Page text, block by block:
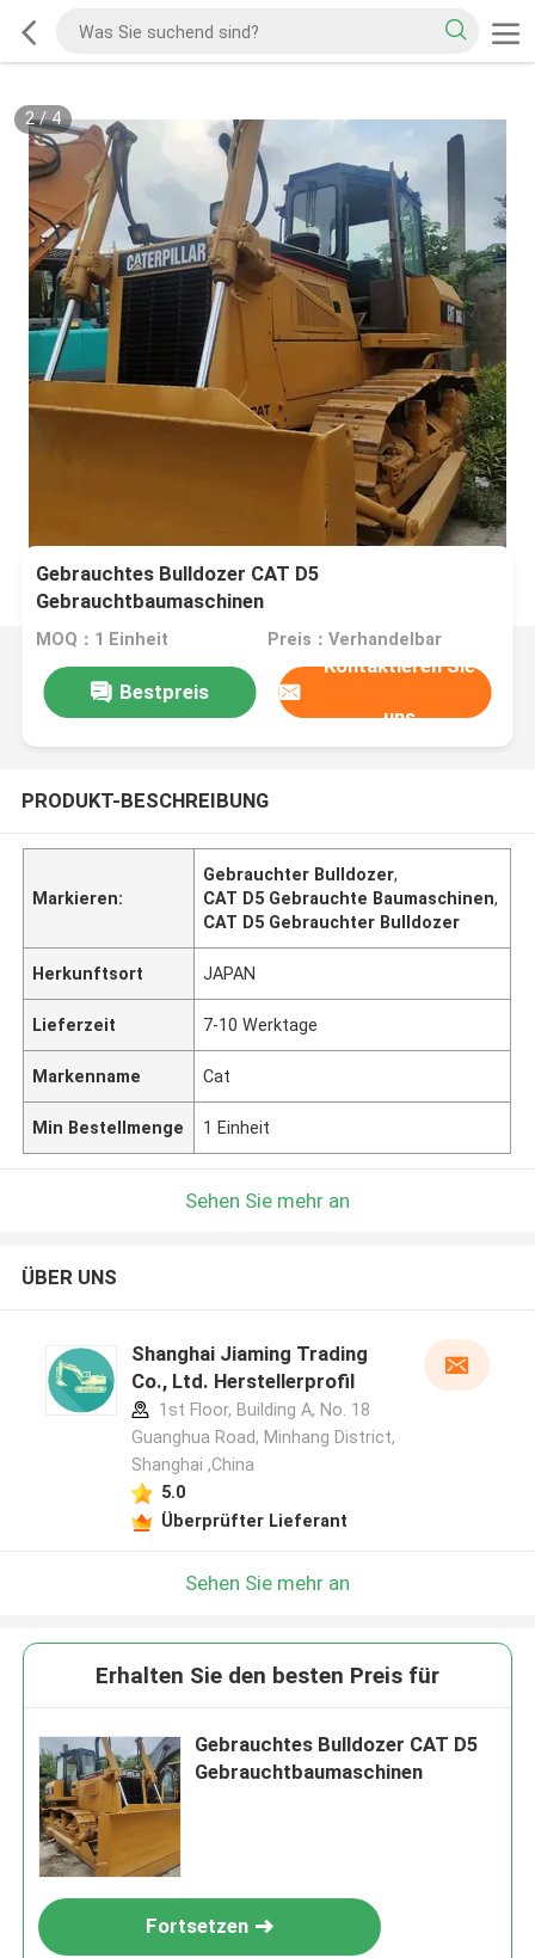
2/4
Gebrauchtes Bulldozer CAT D5
Gebrauchtbaumaschinen
MOQ：1 Einheit Preis：Verhandelbar
Bestpreis
Kontaktieren Sie
uns
PRODUKT-BESCHREIBUNG
Markieren:
Gebrauchter Bulldozer,
CAT D5 Gebrauchte Baumaschinen,
CAT D5 Gebrauchter Bulldozer
Herkunftsort JAPAN
Lieferzeit 7-10 Werktage
Markenname Cat
Min Bestellmenge 1 Einheit
Sehen Sie mehr an
ÜBER UNS
Shanghai Jiaming Trading
Co., Ltd. Herstellerprofil
1st Floor, Building A, No. 18
Guanghua Road, Minhang District,
Shanghai ,China
5.0
Überprüfter Lieferant
Sehen Sie mehr an
Erhalten Sie den besten Preis für
Gebrauchtes Bulldozer CAT D5
Gebrauchtbaumaschinen
Fortsetzen